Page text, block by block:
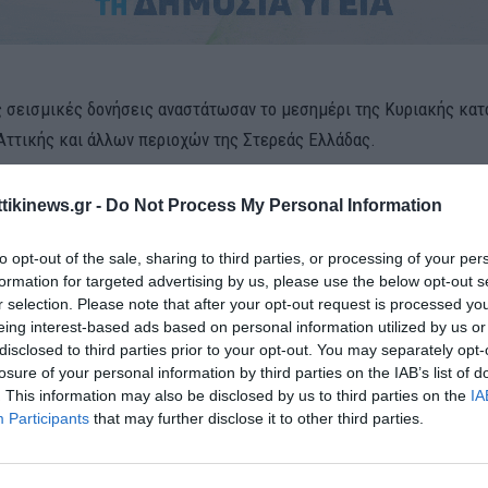
- Do Not Process My Personal Information
opt-out of the sale, sharing to third parties, or processing of your
for targeted advertising by us, please use the below opt-out
selection. Please note that after your opt-out request is processed
interest-based ads based on personal information utilized by us
to third parties prior to your opt-out. You may separately
of your personal information by third parties on the IAB’s list of
This information may also be disclosed by us to third parties on the
Participants that may further disclose it to other third parties.
σεισμικές δονήσεις αναστάτωσαν το μεσημέρι της Κυριακής
και άλλων περιοχών της Στερεάς Ελλάδας.
του Προκοπίου Ευβοίας. Λίγα λεπτά αργότερα ακολούθησαν
στην ίδια περιοχή, με τον μεγαλύτερο να φτάνει τα 5,2 Ρίχτερ,
στους κατοίκους. Οι δονήσεις έγιναν ιδιαίτερα αισθητές σε
καθώς και σε περιοχές της Βοιωτίας, της Φθιώτιδας και των